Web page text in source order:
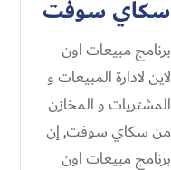
سكاي سوفت
برنامج مبيعات اون
لاين لادارة المبيعات و
المشتريات و المخازن
من سكاي سوفت, إن
برنامج مبيعات اون